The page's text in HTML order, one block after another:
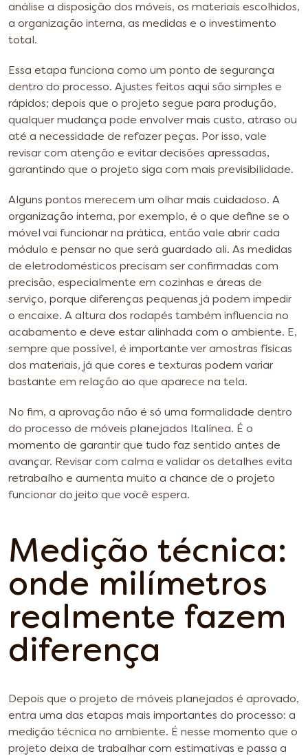
análise a disposição dos móveis, os materiais escolhidos,
a organização interna, as medidas e o investimento
total.
Essa etapa funciona como um ponto de segurança
dentro do processo. Ajustes feitos aqui são simples e
rápidos; depois que o projeto segue para produção,
qualquer mudança pode envolver mais custo, atraso ou
até a necessidade de refazer peças. Por isso, vale
revisar com atenção e evitar decisões apressadas,
garantindo que o projeto siga com mais previsibilidade.
Alguns pontos merecem um olhar mais cuidadoso. A
organização interna, por exemplo, é o que define se o
móvel vai funcionar na prática, então vale abrir cada
módulo e pensar no que será guardado ali. As medidas
de eletrodomésticos precisam ser confirmadas com
precisão, especialmente em cozinhas e áreas de
serviço, porque diferenças pequenas já podem impedir
o encaixe. A altura dos rodapés também influencia no
acabamento e deve estar alinhada com o ambiente. E,
sempre que possível, é importante ver amostras físicas
dos materiais, já que cores e texturas podem variar
bastante em relação ao que aparece na tela.
No fim, a aprovação não é só uma formalidade dentro
do processo de móveis planejados Italínea. É o
momento de garantir que tudo faz sentido antes de
avançar. Revisar com calma e validar os detalhes evita
retrabalho e aumenta muito a chance de o projeto
funcionar do jeito que você espera.
Medição técnica:
onde milímetros
realmente fazem
diferença
Depois que o projeto de móveis planejados é aprovado,
entra uma das etapas mais importantes do processo: a
medição técnica no ambiente. É nesse momento que o
projeto deixa de trabalhar com estimativas e passa a